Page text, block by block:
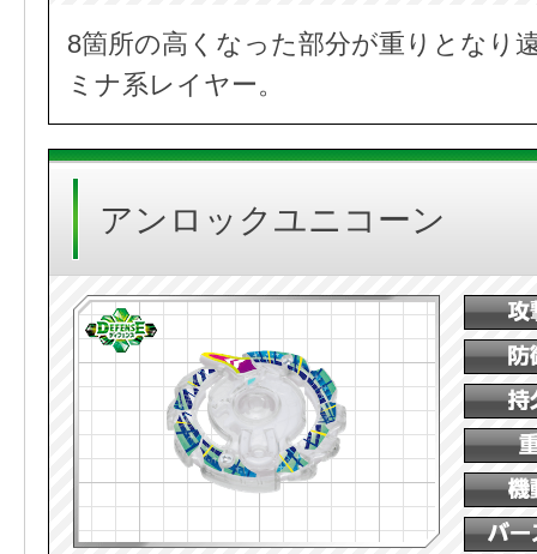
8箇所の高くなった部分が重りとなり
ミナ系レイヤー。
アンロックユニコーン